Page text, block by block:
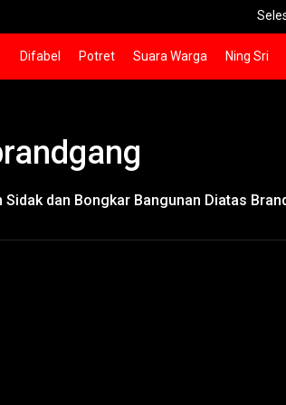
Selesai
Difabel Potret Suara Warga Ning Sri
dan Bongkar Bangunan Diatas